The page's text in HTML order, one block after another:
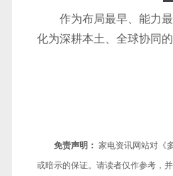
作为布局最早、能力
化为深耕本土、全球协同
免责声明： 家电资讯网站对《
或暗示的保证。请读者仅作参考，